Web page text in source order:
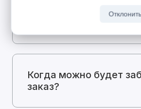
Какие способы
Когда можно будет
заказ?